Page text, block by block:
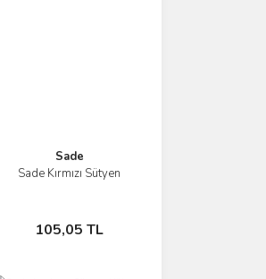
Sade
Sade Kırmızı Sütyen
105,05 TL
İncele
Sepete Ekle